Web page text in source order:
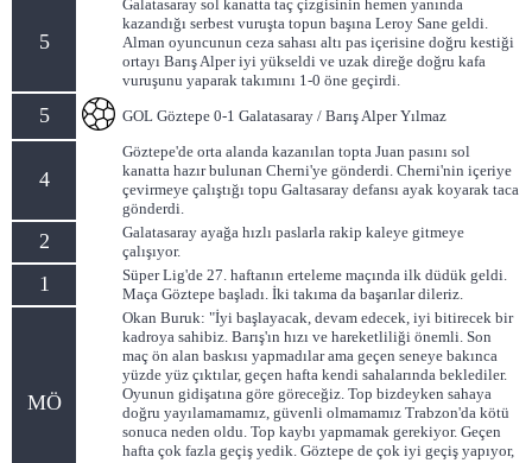
5
Galatasaray sol kanatta taç çizgisinin hemen yanında
kazandığı serbest vuruşta topun başına Leroy Sane geldi.
Alman oyuncunun ceza sahası altı pas içerisine doğru kestiği
ortayı Barış Alper iyi yükseldi ve uzak direğe doğru kafa
vuruşunu yaparak takımını 1-0 öne geçirdi.
5 GOL Göztepe 0-1 Galatasaray / Barış Alper Yılmaz
4
Göztepe'de orta alanda kazanılan topta Juan pasını sol
kanatta hazır bulunan Cherni'ye gönderdi. Cherni'nin içeriye
çevirmeye çalıştığı topu Galtasaray defansı ayak koyarak taca
gönderdi.
2
Galatasaray ayağa hızlı paslarla rakip kaleye gitmeye
çalışıyor.
1
Süper Lig'de 27. haftanın erteleme maçında ilk düdük geldi.
Maça Göztepe başladı. İki takıma da başarılar dileriz.
MÖ
Okan Buruk: "İyi başlayacak, devam edecek, iyi bitirecek bir
kadroya sahibiz. Barış'ın hızı ve hareketliliği önemli. Son
maç ön alan baskısı yapmadılar ama geçen seneye bakınca
yüzde yüz çıktılar, geçen hafta kendi sahalarında beklediler.
Oyunun gidişatına göre göreceğiz. Top bizdeyken sahaya
doğru yayılamamamız, güvenli olmamamız Trabzon'da kötü
sonuca neden oldu. Top kaybı yapmamak gerekiyor. Geçen
hafta çok fazla geçiş yedik. Göztepe de çok iyi geçiş yapıyor,